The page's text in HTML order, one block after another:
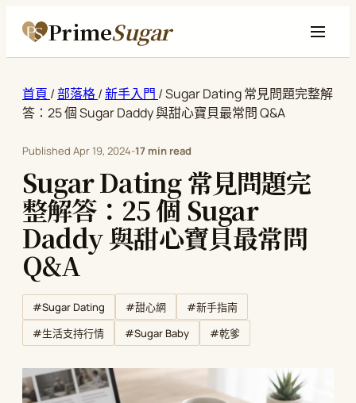
PrimeSugar
首頁 /部落格/新手入門 /Sugar Dating 常見問題完整解
答：25 個 Sugar Daddy 與甜心寶貝最常問 Q&A
Published Apr 19, 2024-17 min read
Sugar Dating 常見問題完
整解答：25 個 Sugar
Daddy 與甜心寶貝最常問
Q&A
#Sugar Dating #甜心網
#新手指南
#生活支持行情
#Sugar Baby #乾爹